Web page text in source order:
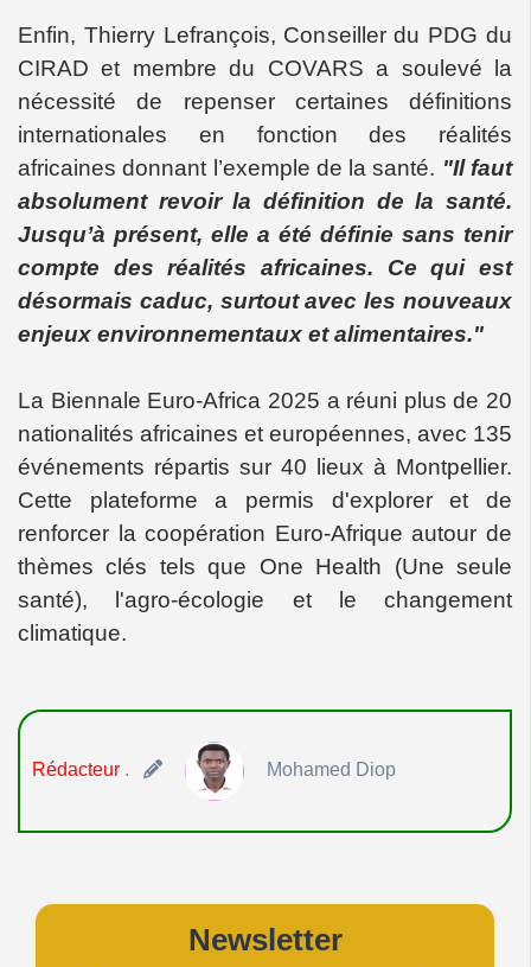
Enfin, Thierry Lefrançois, Conseiller du PDG du
CIRAD et membre du COVARS a soulevé la
nécessité de repenser certaines définitions
internationales en fonction des réalités
africaines donnant l’exemple de la santé. "Il faut
absolument revoir la définition de la santé.
Jusqu’à présent, elle a été définie sans tenir
compte des réalités africaines. Ce qui est
désormais caduc, surtout avec les nouveaux
enjeux environnementaux et alimentaires."
La Biennale Euro-Africa 2025 a réuni plus de 20
nationalités africaines et européennes, avec 135
événements répartis sur 40 lieux à Montpellier.
Cette plateforme a permis d'explorer et de
renforcer la coopération Euro-Afrique autour de
thèmes clés tels que One Health (Une seule
santé), l'agro-écologie et le changement
climatique.
Rédacteur . Mohamed Diop
Newsletter